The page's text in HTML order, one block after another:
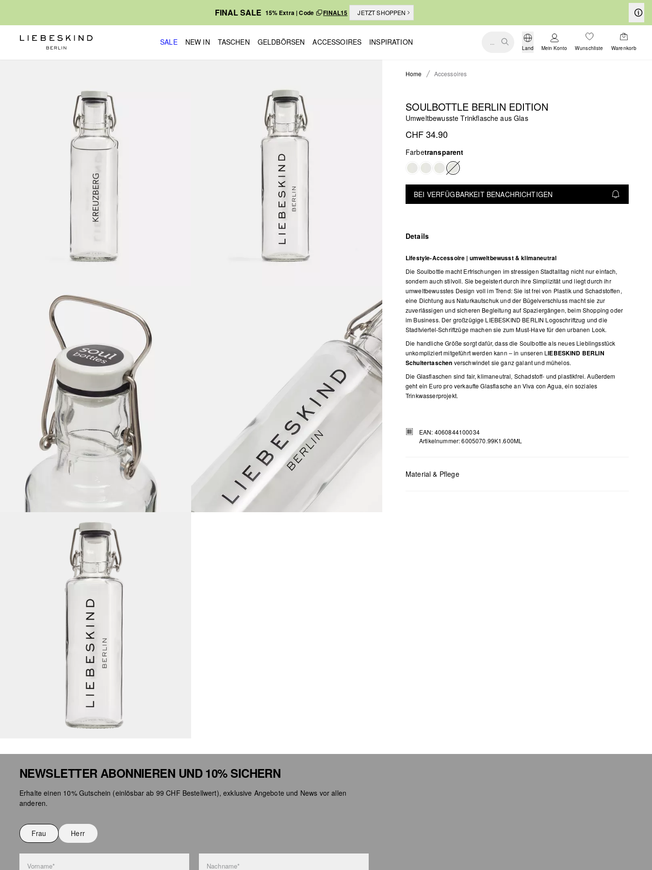
FINAL SALE 15% Extra | Code FINAL15 JETZT SHOPPEN
SALE NEW IN TASCHEN GELDBÖRSEN ACCESSOIRES INSPIRATION ...
Land Mein Konto Wunschliste Warenkorb
Home Accessoires
SOULBOTTLE BERLIN EDITION
Umweltbewusste Trinkflasche aus Glas
CHF 34.90
Farbetransparent
BEI VERFÜGBARKEIT BENACHRICHTIGEN
Details
Lifestyle-Accessoire | umweltbewusst & klimaneutral
Die Soulbottle macht Erfrischungen im stressigen Stadtalltag nicht nur einfach,
sondern auch stilvoll. Sie begeistert durch ihre Simplizität und liegt durch ihr
umweltbewusstes Design voll im Trend: Sie ist frei von Plastik und Schadstoffen,
eine Dichtung aus Naturkautschuk und der Bügelverschluss macht sie zur
zuverlässigen und sicheren Begleitung auf Spaziergängen, beim Shopping oder
im Business. Der großzügige LIEBESKIND BERLIN Logoschriftzug und die
Stadtviertel-Schriftzüge machen sie zum Must-Have für den urbanen Look.
Die handliche Größe sorgt dafür, dass die Soulbottle als neues Lieblingsstück
unkompliziert mitgeführt werden kann – in unseren LIEBESKIND BERLIN
Schultertaschen verschwindet sie ganz galant und mühelos.
Die Glasflaschen sind fair, klimaneutral, Schadstoff- und plastikfrei. Außerdem
geht ein Euro pro verkaufte Glasflasche an Viva con Agua, ein soziales
Trinkwasserprojekt.
EAN: 4060844100034
Artikelnummer: 6005070.99K1.600ML
Material & Pflege
NEWSLETTER ABONNIEREN UND 10% SICHERN
Erhalte einen 10% Gutschein (einlösbar ab 99 CHF Bestellwert), exklusive Angebote und News vor allen
anderen.
Frau Herr
Vorname* Nachname*